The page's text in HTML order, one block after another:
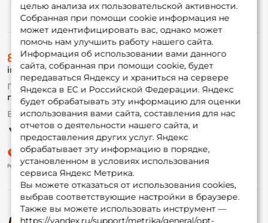
целью анализа их пользовательской активности.
Собранная при помощи cookie информация не
может идентифицировать вас, однако может
помочь нам улучшить работу нашего сайта.
Информация об использовании вами данного
сайта, собранная при помощи cookie, будет
передаваться Яндексу и храниться на сервере
Яндекса в ЕС и Российской Федерации. Яндекс
будет обрабатывать эту информацию для оценки
использования вами сайта, составления для нас
отчетов о деятельности нашего сайта, и
предоставления других услуг. Яндекс
обрабатывает эту информацию в порядке,
установленном в условиях использования
сервиса Яндекс Метрика.
Вы можете отказаться от использования cookies,
выбрав соответствующие настройки в браузере.
Также вы можете использовать инструмент —
https://yandex.ru/support/metrika/general/opt-
Информация
О магазине
Доставка
Оплата
Fox-bonus
Гуру
Партнерская программа
8 (495) 532-77-88
info@foxfishing.ru
По вопросам с заказом
г. Москва, ул. Плеханова д.7
Ежедневно 10:00 до 20:00